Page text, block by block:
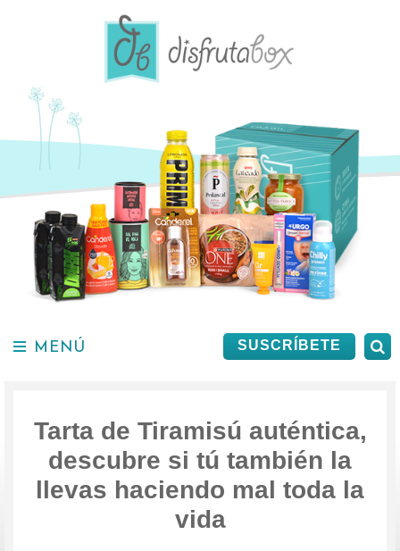
SUSCRÍBETE
MENÚ
Tarta de Tiramisú auténtica,
descubre si tú también la
llevas haciendo mal toda la
vida